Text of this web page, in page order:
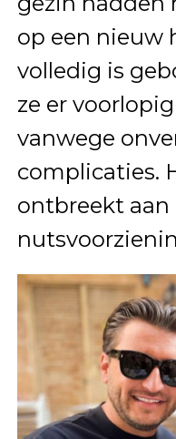
op een nieuw
volledig is
ze er
vanwege
complicaties.
ontbreekt aan